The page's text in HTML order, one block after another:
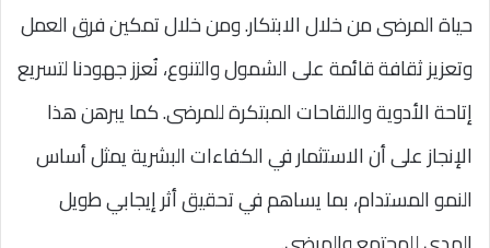
حياة المرضى من خلال الابتكار. ومن خلال تمكين فرق العمل
وتعزيز ثقافة قائمة على الشمول والتنوع، نُعزز جهودنا لتسريع
إتاحة الأدوية واللقاحات المبتكرة للمرضى. كما يبرهن هذا
الإنجاز على أن الاستثمار في الكفاءات البشرية يمثل أساس
النمو المستدام، بما يساهم في تحقيق أثر إيجابي طويل